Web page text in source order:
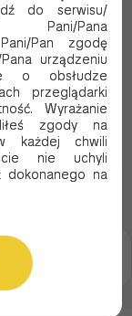
U1408
Brutto
Netto
szt.
do koszyka
do serwisu/
Pana
Pan zgodę
urządzeniu
o obsłudze
przeglądarki
Wyrażanie
zgody na
każdej chwili
nie uchyli
dokonanego na